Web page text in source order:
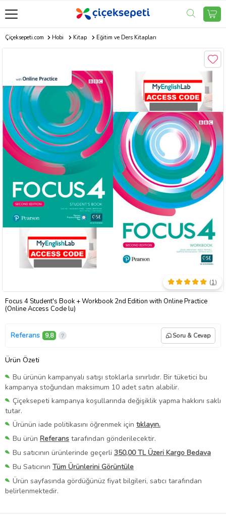
Çiçeksepeti.com Hobi Kitap Eğitim ve Ders Kitapları
Focus 4 Student's Book + Workbook 2nd Edition with Online Practice
(Online Access Code lu)
(1)
Referans 9,8 Soru & Cevap
Ürün Özeti
Bu ürünün kampanyalı satışı stoklarla sınırlıdır. Bir tüketici bu
kampanya stoğundan maksimum 10 adet satın alabilir.
Çiçeksepeti kampanya koşullarında değişiklik yapma hakkını saklı
tutar.
Ürünün iade politikasını öğrenmek için tıklayın.
Bu ürün Referans tarafından gönderilecektir.
Bu satıcının ürünlerinde geçerli 350,00 TL Üzeri Kargo Bedava
Bu Satıcının Tüm Ürünlerini Görüntüle
Ürün sayfasında gördüğünüz fiyat bilgileri, satıcı tarafından
belirlenmektedir.